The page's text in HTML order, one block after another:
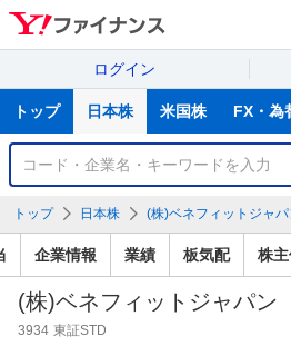
ログイン
サ
トップ 日本株 米国株 FX・為
銘
検
トップ 日本株 (株)ベネフィットジャパ
企業情報 業績 板気配 株
(株)ベネフィットジャパン
3934 東証STD